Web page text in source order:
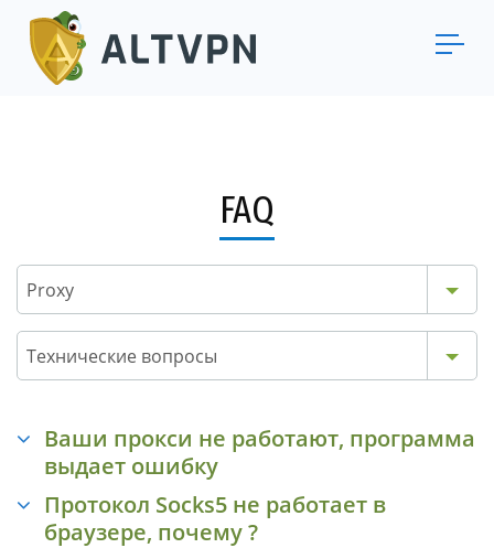
FAQ
Proxy
Технические вопросы
Ваши прокси не работают, программа
выдает ошибку
Протокол Socks5 не работает в
браузере, почему ?